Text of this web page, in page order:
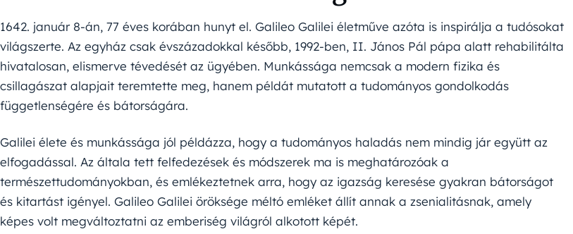
1642. január 8-án, 77 éves korában hunyt el. Galileo Galilei életműve azóta is inspirálja a tudósokat
világszerte. Az egyház csak évszázadokkal később, 1992-ben, II. János Pál pápa alatt rehabilitálta
hivatalosan, elismerve tévedését az ügyében. Munkássága nemcsak a modern fizika és
csillagászat alapjait teremtette meg, hanem példát mutatott a tudományos gondolkodás
függetlenségére és bátorságára.
Galilei élete és munkássága jól példázza, hogy a tudományos haladás nem mindig jár együtt az
elfogadással. Az általa tett felfedezések és módszerek ma is meghatározóak a
természettudományokban, és emlékeztetnek arra, hogy az igazság keresése gyakran bátorságot
és kitartást igényel. Galileo Galilei öröksége méltó emléket állít annak a zsenialitásnak, amely
képes volt megváltoztatni az emberiség világról alkotott képét.